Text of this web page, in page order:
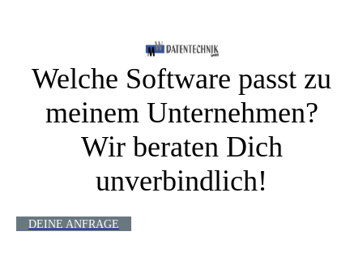
Welche Software passt zu
meinem Unternehmen?
Wir beraten Dich
unverbindlich!
DEINE ANFRAGE